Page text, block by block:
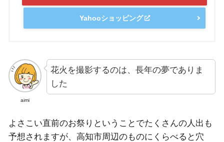
Yahooショッピング
aimi
花火を撮影するのは、長年の夢でありま
した
よさこい直前のお祭りということでたくさんの人出も
予想されますが、高知市周辺のものにくらべると穴